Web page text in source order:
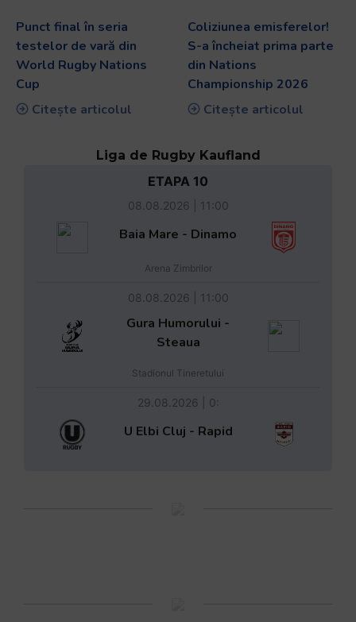
Punct final în seria
testelor de vară din
World Rugby Nations
Cup
Citește articolul
Coliziunea emisferelor!
S-a încheiat prima parte
din Nations
Championship 2026
Citește articolul
Liga de Rugby Kaufland
ETAPA 10
08.08.2026 | 11:00
Baia Mare - Dinamo
Arena Zimbrilor
08.08.2026 | 11:00
Gura Humorului -
Steaua
Stadionul Tineretului
29.08.2026 | 0:
U Elbi Cluj - Rapid